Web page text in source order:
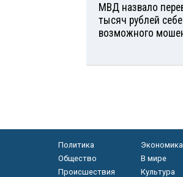
МВД назвало
тысяч рублей
возможного
Политика
Экономика
Общество
В мире
Происшествия
Культура